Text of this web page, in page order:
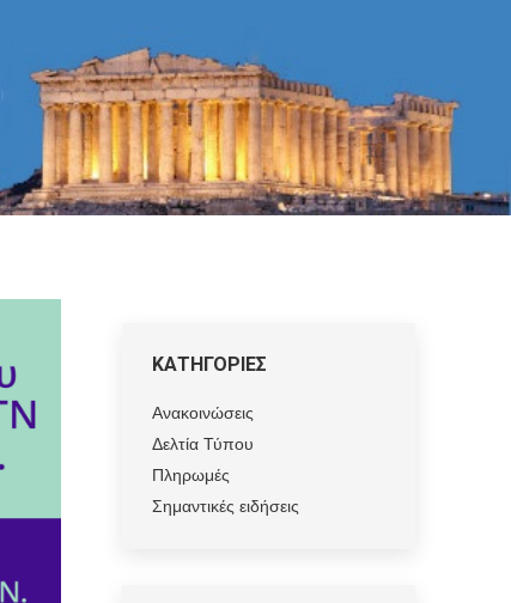
ΚΑΤΗΓΟΡΙΕΣ
Ανακοινώσεις
Δελτία Τύπου
Πληρωμές
Σημαντικές ειδήσεις